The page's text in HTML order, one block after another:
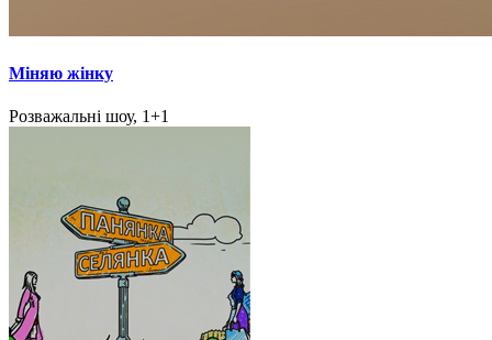
Міняю жінку
Розважальні шоу, 1+1